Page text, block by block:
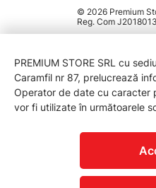
© 2026 Premium
Reg. Com
PREMIUM STORE SRL cu
Caramfil nr 87, prelucrează
Operator de date cu caracter
vor fi utilizate în următoarele